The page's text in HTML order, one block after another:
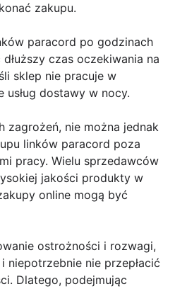
zakupu.
paracord po godzinach
czas oczekiwania na
sklep nie pracuje w
usług dostawy w nocy.
zagrożeń, nie można jednak
linków paracord poza
pracy. Wielu sprzedawców
jakości produkty w
online mogą być
ostrożności i rozwagi,
niepotrzebnie nie przepłacić
Dlatego, podejmując